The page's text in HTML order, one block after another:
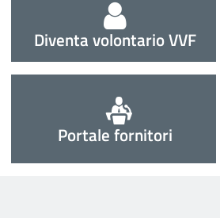
Diventa volontario VVF
Portale fornitori